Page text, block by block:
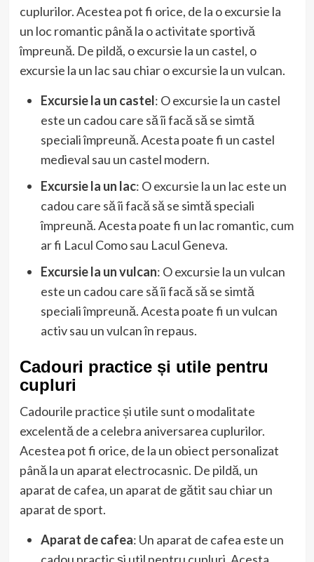
cuplurilor. Acestea pot fi orice, de la o excursie la
un loc romantic până la o activitate sportivă
împreună. De pildă, o excursie la un castel, o
excursie la un lac sau chiar o excursie la un vulcan.
Excursie la un castel: O excursie la un castel
este un cadou care să îi facă să se simtă
speciali împreună. Acesta poate fi un castel
medieval sau un castel modern.
Excursie la un lac: O excursie la un lac este un
cadou care să îi facă să se simtă speciali
împreună. Acesta poate fi un lac romantic, cum
ar fi Lacul Como sau Lacul Geneva.
Excursie la un vulcan: O excursie la un vulcan
este un cadou care să îi facă să se simtă
speciali împreună. Acesta poate fi un vulcan
activ sau un vulcan în repaus.
Cadouri practice și utile pentru
cupluri
Cadourile practice și utile sunt o modalitate
excelentă de a celebra aniversarea cuplurilor.
Acestea pot fi orice, de la un obiect personalizat
până la un aparat electrocasnic. De pildă, un
aparat de cafea, un aparat de gătit sau chiar un
aparat de sport.
Aparat de cafea: Un aparat de cafea este un
cadou practic și util pentru cupluri. Acesta